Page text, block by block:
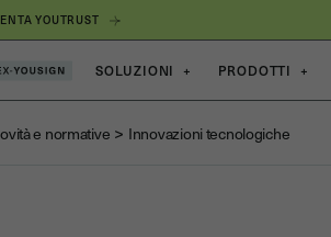
YOUTRUST
SOLUZIONI + PRODOTTI +
e normative > Innovazioni tecnologiche